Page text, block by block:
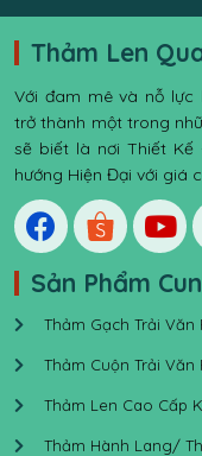
Thảm Len
Với đam mê và nỗ lực
trở thành một trong
sẽ biết là nơi Thiết Kế
hướng Hiện Đại với giá
Sản Phẩm
Thảm Gạch Trải Văn
Thảm Cuộn Trải Văn
Thảm Len Cao Cấp
Thảm Hành Lang/